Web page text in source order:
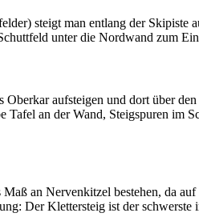
steigt man entlang der
unter die Nordwand zum
Oberkar aufsteigen und dort über
Tafel an der Wand, Steigspuren im
an Nervenkitzel bestehen, da
Der Klettersteig ist der